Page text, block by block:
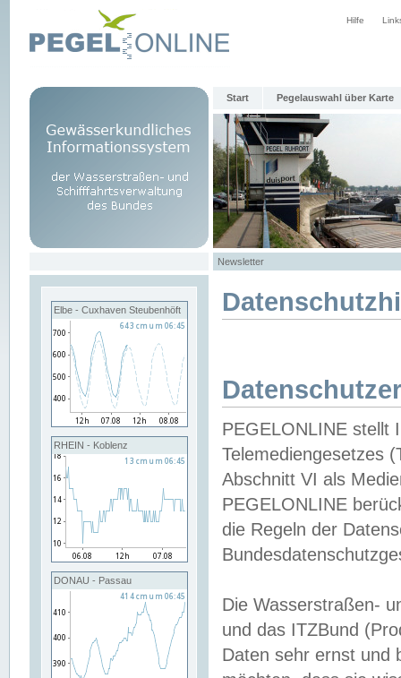
Hilfe
Start Pegelauswahl über Karte
Newsletter
Elbe - Cuxhaven Steubenhöft
RHEIN - Koblenz
DONAU - Passau
PEGELONLINE stellt
Telemediengesetzes
Abschnitt VI als
PEGELONLINE
die Regeln der
Die Wasserstraßen-
und das ITZBund
Daten sehr ernst und